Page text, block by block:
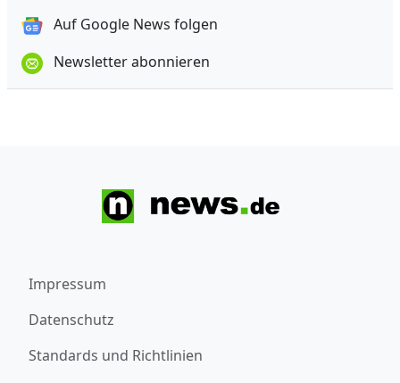
Auf Google News folgen
Newsletter abonnieren
Impressum
Datenschutz
Standards und Richtlinien